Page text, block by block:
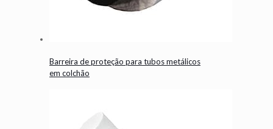
Barreira de proteção para tubos metálicos
em colchão